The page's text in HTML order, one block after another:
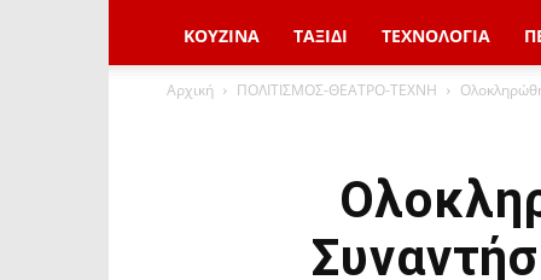
ΚΟΥΖΙΝΑ ΤΑΞΙΔΙ ΤΕΧΝΟΛΟΓΙΑ
Αρχική ΠΟΛΙΤΙΣΜΟΣ-ΘΕΑΤΡΟ-ΤΕΧΝΗ